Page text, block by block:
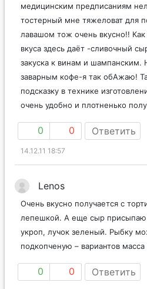
медицинским предписаниям
тостерный мне тяжеловат для
лавашом тож очень вкусно!!
вкуса здесь даёт -сливочный
закуска к винам и шампанским.
заварным кофе-я так обАжаю!
подсказку в технике
очень удобно и плотненько
0 0 Ответить
14.12.11 18:57
Lenos
Очень вкусно получается с
лепешкой. А еще сыр
укроп, лучок зеленый. Рыбку
подкопченую – вариантов масса
0 0 Ответить